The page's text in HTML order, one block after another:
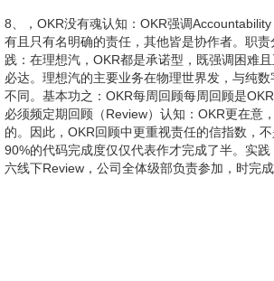
识+标明确实践：设定标前必须回答户是谁、户
需求是什么、业的趋势和问题是什么、部的定
题案例：动驾驶的标，反复讨论三个，版本迭
定Measure What Matters认知：OKR的精髓是
7、ers认知：实践OKR的法就是反复问：What
键？）、How to Measure（如何衡量最关键的
可判断，最好可量化，不是模糊；KR必须符合
过程，必须定量定性；O定要少，KR必须聚焦，